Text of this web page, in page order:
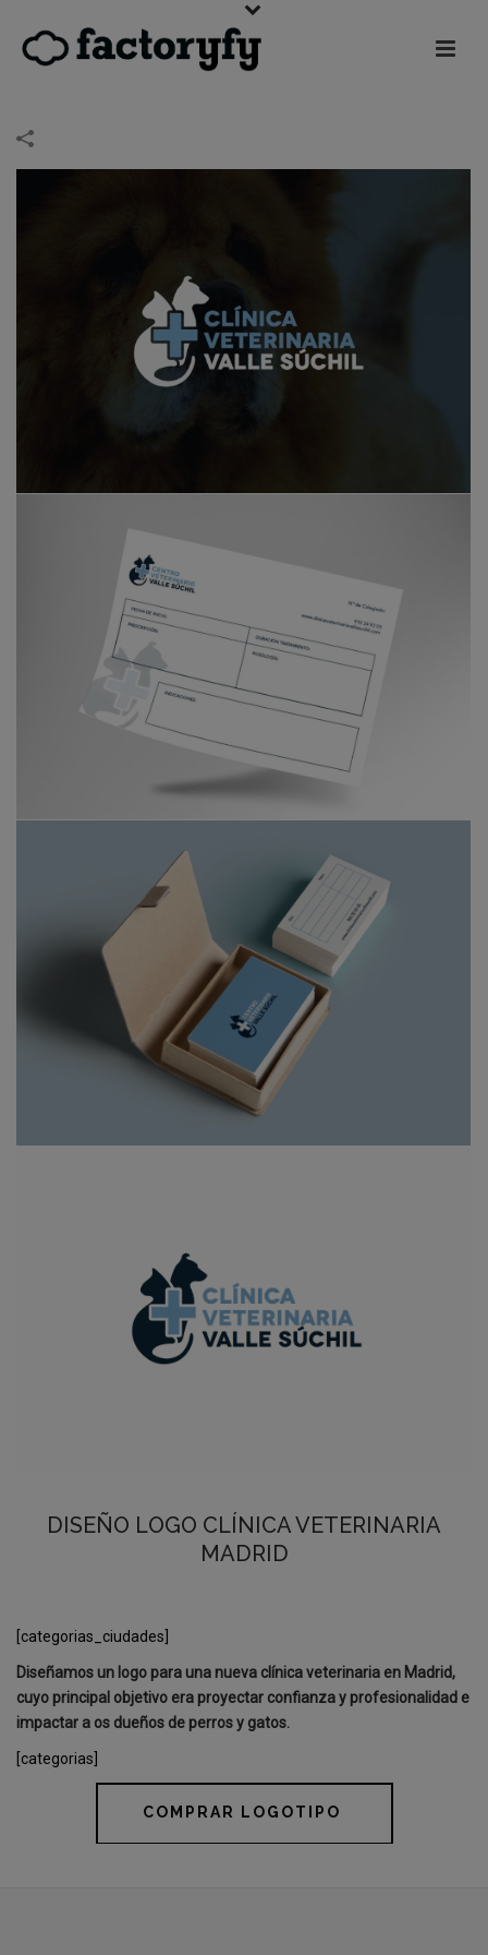
DISEÑO LOGO CLÍNICA VETERINARIA
MADRID
[categorias_ciudades]
Diseñamos un logo para una nueva clínica veterinaria en Madrid,
cuyo principal objetivo era proyectar confianza y profesionalidad e
impactar a os dueños de perros y gatos.
[categorias]
COMPRAR LOGOTIPO